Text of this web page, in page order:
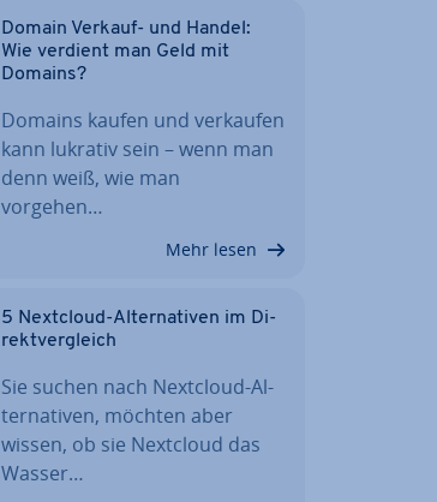
Domain Verkauf- und Handel:
Wie verdient man Geld mit
Domains?
Domains kaufen und verkaufen
kann lukrativ sein – wenn man
denn weiß, wie man
vorgehen…
Mehr lesen
5 Nextcloud-Al­ter­na­ti­ven im Di­
rekt­ver­gleich
Sie suchen nach Nextcloud-Al­
ter­na­ti­ven, möchten aber
wissen, ob sie Nextcloud das
Wasser…